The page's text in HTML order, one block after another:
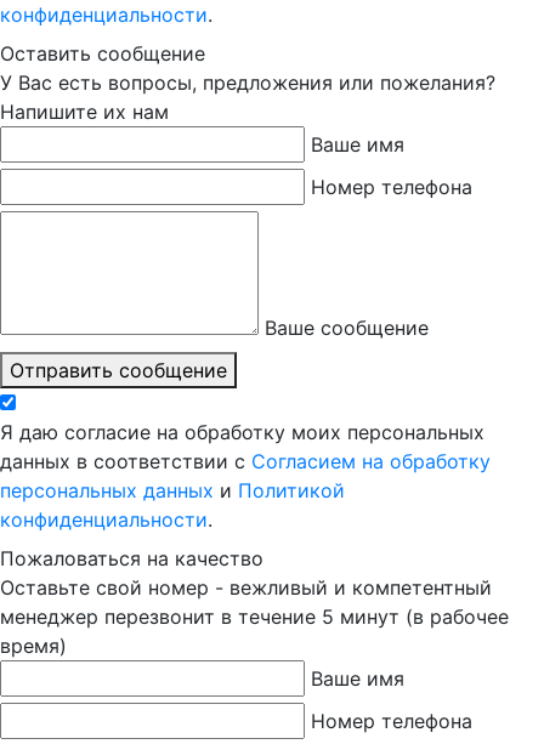
конфиденциальности.
Оставить сообщение
У Вас есть вопросы, предложения или пожелания?
Напишите их нам
Ваше имя
Номер телефона
Ваше сообщение
Отправить сообщение
Я даю согласие на обработку моих персональных
данных в соответствии с Согласием на обработку
персональных данных и Политикой
конфиденциальности.
Пожаловаться на качество
Оставьте свой номер - вежливый и компетентный
менеджер перезвонит в течение 5 минут (в рабочее
время)
Ваше имя
Номер телефона